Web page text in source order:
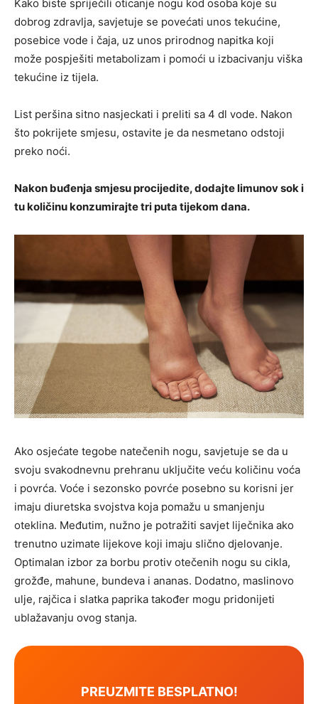
Kako biste spriječili oticanje nogu kod osoba koje su
dobrog zdravlja, savjetuje se povećati unos tekućine,
posebice vode i čaja, uz unos prirodnog napitka koji
može pospješiti metabolizam i pomoći u izbacivanju viška
tekućine iz tijela.
List peršina sitno nasjeckati i preliti sa 4 dl vode. Nakon
što pokrijete smjesu, ostavite je da nesmetano odstoji
preko noći.
Nakon buđenja smjesu procijedite, dodajte limunov sok i
tu količinu konzumirajte tri puta tijekom dana.
Ako osjećate tegobe natečenih nogu, savjetuje se da u
svoju svakodnevnu prehranu uključite veću količinu voća
i povrća. Voće i sezonsko povrće posebno su korisni jer
imaju diuretska svojstva koja pomažu u smanjenju
oteklina. Međutim, nužno je potražiti savjet liječnika ako
trenutno uzimate lijekove koji imaju slično djelovanje.
Optimalan izbor za borbu protiv otečenih nogu su cikla,
grožđe, mahune, bundeva i ananas. Dodatno, maslinovo
ulje, rajčica i slatka paprika također mogu pridonijeti
ublažavanju ovog stanja.
PREUZMITE BESPLATNO!